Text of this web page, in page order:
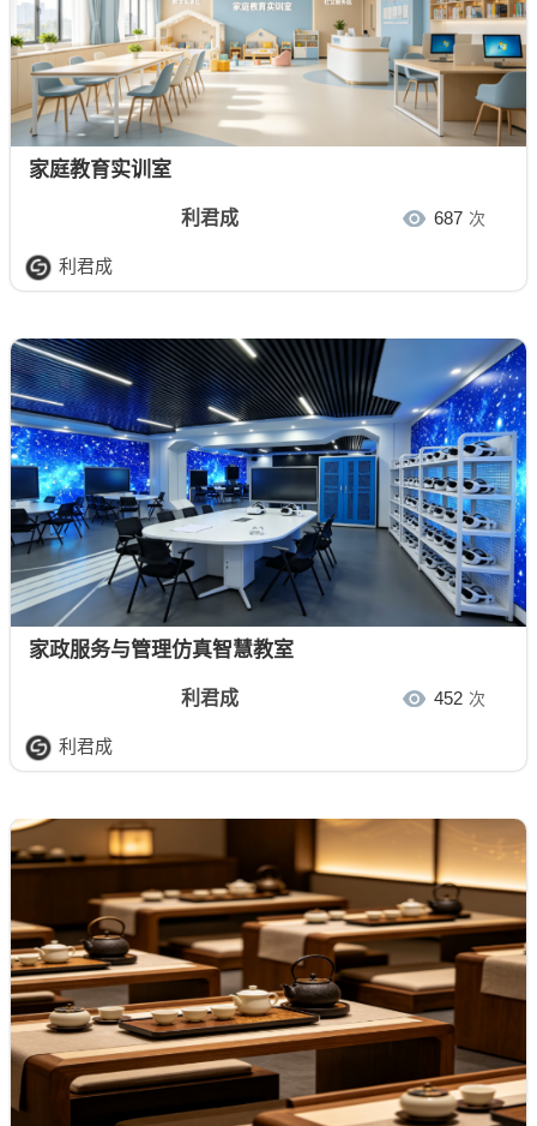
家庭教育实训室
利君成
利君成
687 次
家政服务与管理仿真智慧教室
利君成
利君成
452 次